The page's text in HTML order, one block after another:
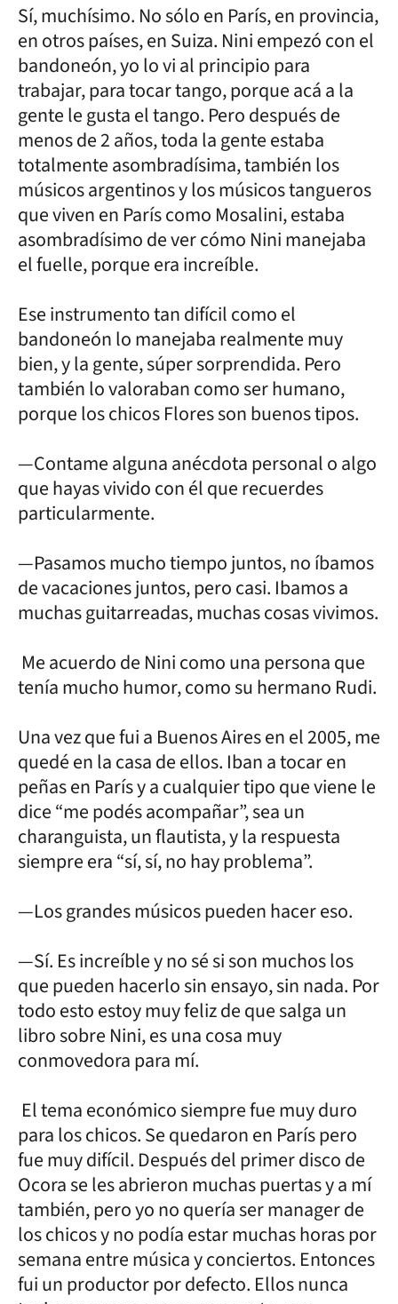
Sí, muchísimo. No sólo en París, en provincia,
en otros países, en Suiza. Nini empezó con el
bandoneón, yo lo vi al principio para
trabajar, para tocar tango, porque acá a la
gente le gusta el tango. Pero después de
menos de 2 años, toda la gente estaba
totalmente asombradísima, también los
músicos argentinos y los músicos tangueros
que viven en París como Mosalini, estaba
asombradísimo de ver cómo Nini manejaba
el fuelle, porque era increíble.
Ese instrumento tan difícil como el
bandoneón lo manejaba realmente muy
bien, y la gente, súper sorprendida. Pero
también lo valoraban como ser humano,
porque los chicos Flores son buenos tipos.
—Contame alguna anécdota personal o algo
que hayas vivido con él que recuerdes
particularmente.
—Pasamos mucho tiempo juntos, no íbamos
de vacaciones juntos, pero casi. Ibamos a
muchas guitarreadas, muchas cosas vivimos.
Me acuerdo de Nini como una persona que
tenía mucho humor, como su hermano Rudi.
Una vez que fui a Buenos Aires en el 2005, me
quedé en la casa de ellos. Iban a tocar en
peñas en París y a cualquier tipo que viene le
dice “me podés acompañar”, sea un
charanguista, un flautista, y la respuesta
siempre era “sí, sí, no hay problema”.
—Los grandes músicos pueden hacer eso.
—Sí. Es increíble y no sé si son muchos los
que pueden hacerlo sin ensayo, sin nada. Por
todo esto estoy muy feliz de que salga un
libro sobre Nini, es una cosa muy
conmovedora para mí.
El tema económico siempre fue muy duro
para los chicos. Se quedaron en París pero
fue muy difícil. Después del primer disco de
Ocora se les abrieron muchas puertas y a mí
también, pero yo no quería ser manager de
los chicos y no podía estar muchas horas por
semana entre música y conciertos. Entonces
fui un productor por defecto. Ellos nunca